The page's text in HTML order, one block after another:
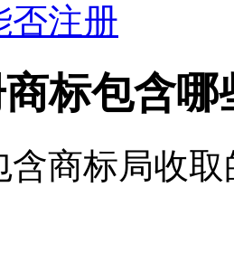
否注册
标包含哪
含商标局收